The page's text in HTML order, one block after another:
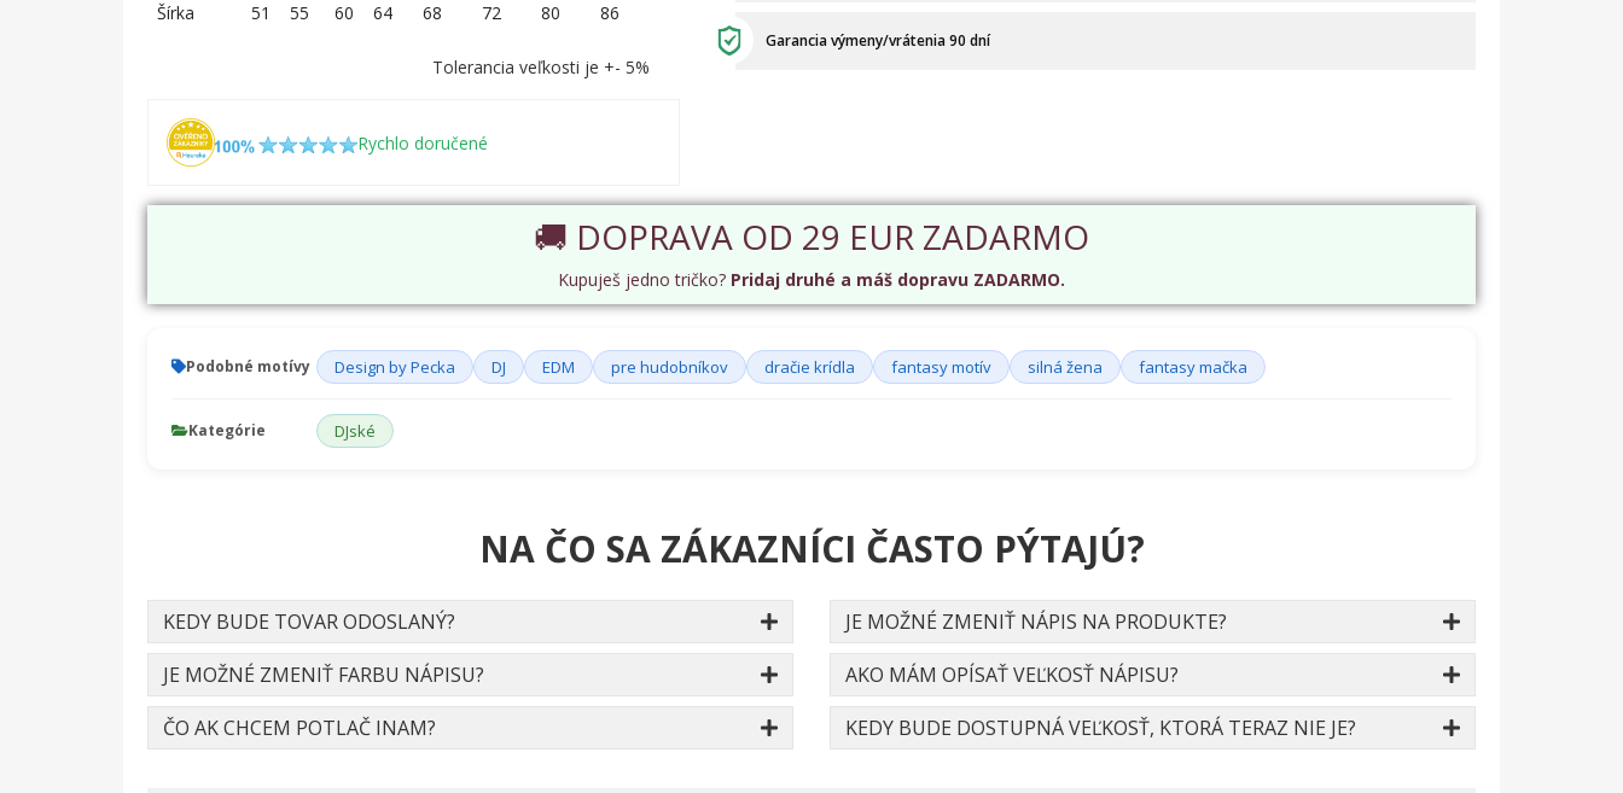
Šírka
51 55 60 64 68 72 80 86
Tolerancia veľkosti je +- 5%
Rychlo doručené
Garancia výmeny/vrátenia 90 dní
🚚 DOPRAVA OD 29 EUR ZADARMO
Kupuješ jedno tričko? Pridaj druhé a máš dopravu ZADARMO.
Podobné motívy Design by Pecka DJ EDM pre hudobníkov dračie krídla fantasy motív silná žena fantasy mačka
Kategórie DJské
NA ČO SA ZÁKAZNÍCI ČASTO PÝTAJÚ?
KEDY BUDE TOVAR ODOSLANÝ?
JE MOŽNÉ ZMENIŤ FARBU NÁPISU?
ČO AK CHCEM POTLAČ INAM?
JE MOŽNÉ ZMENIŤ NÁPIS NA PRODUKTE?
AKO MÁM OPÍSAŤ VEĽKOSŤ NÁPISU?
KEDY BUDE DOSTUPNÁ VEĽKOSŤ, KTORÁ TERAZ NIE JE?